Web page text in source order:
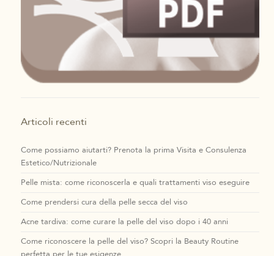
Articoli recenti
Come possiamo aiutarti? Prenota la prima Visita e Consulenza
Estetico/Nutrizionale
Pelle mista: come riconoscerla e quali trattamenti viso eseguire
Come prendersi cura della pelle secca del viso
Acne tardiva: come curare la pelle del viso dopo i 40 anni
Come riconoscere la pelle del viso? Scopri la Beauty Routine